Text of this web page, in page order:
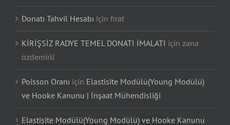
Donatı Tahvil Hesabı için fırat
KİRİŞSİZ RADYE TEMEL DONATI İMALATI için zana
özdemirli
Poisson Oranı için Elastisite Modülü(Young Modülü)
ve Hooke Kanunu | İnşaat Mühendisliği
Elastisite Modülü(Young Modülü) ve Hooke Kanunu